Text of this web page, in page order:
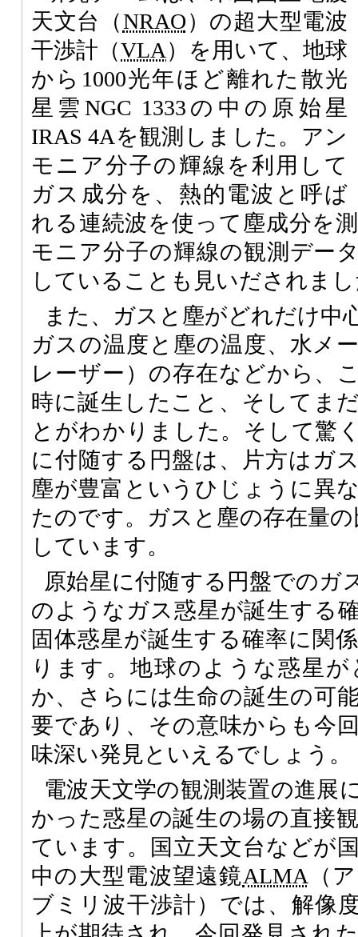
天文台（NRAO）の超大型電波
干渉計（VLA）を用いて、地球
から1000光年ほど離れた散光
星雲NGC 1333の中の原始星
IRAS 4Aを観測しました。アン
モニア分子の輝線を利用して
ガス成分を、熱的電波と呼ば
れる連続波を使って塵成分を
モニア分子の輝線の観測デー
していることも見いだされま
また、ガスと塵がどれだけ中
ガスの温度と塵の温度、水メ
レーザー）の存在などから、
時に誕生したこと、そしてま
とがわかりました。そして驚
に付随する円盤は、片方はガ
塵が豊富というひじょうに異
たのです。ガスと塵の存在量
しています。
原始星に付随する円盤でのガ
のようなガス惑星が誕生する
固体惑星が誕生する確率に関
ります。地球のような惑星
か、さらには生命の誕生の可
要であり、その意味からも今
味深い発見といえるでしょう。
電波天文学の観測装置の進展
かった惑星の誕生の場の直接
ています。国立天文台などが
中の大型電波望遠鏡ALMA （
ブミリ波干渉計）では、解像